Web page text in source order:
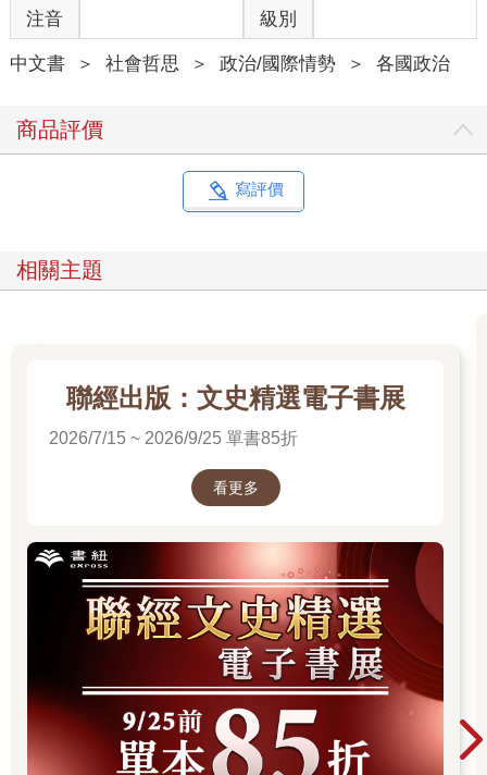
的選擇也不多。若從地圖上來看，直接越過邊界到南韓，看起來
是取得庇護最明顯的路。依法來說，南韓會立刻給予任何北韓人
一份通行證，因為南韓長久以來都自認是唯一合法的韓國政府，
但現場的實際情況是，想通過邊境根本是癡人說夢，南北韓
邊界尤其危險。一九五三年七月二十七日，一名來自聯合國的代
是就有了一百六十哩長（約兩百五十七公里）、二點五哩寬（約
四公里）的非軍事區緩衝這兩個國家。北韓動用龐大的軍事部
會立刻遭到射殺。二○一八年，這邊有許多地雷移除了，但還是有
重重鐵絲網，以
警備區域」，南北韓軍人會帶著隨身武器面對面站著。在北邊，
人士施放氣球，那些氣球帶著反金氏政權的手冊及食物飛向北
方。在一九八○年代，南韓在此樹立一根三百二十三呎高（約九十
八公尺）的旗竿，上頭掛著巨幅國旗，北韓則以五百二十五呎高
的旗竿回敬（約一百六十公尺），那次對峙後來稱為旗竿之戰。
非軍事區數十年來都沒有人類活動，反倒成為稀有與瀕危物種的
在南韓這邊，若透過高倍數雙筒望遠鏡觀察，或許會瞥見北
邊有一座村落，稱為機井洞（Kijong），這裡有色彩繽紛的混凝土
建築，清道夫也會定時出動。但分析者從邊界把鏡頭拉近，會很
快發現這些在一九五○年代興建的建築物裡是空的，沒有人住，是
現實生活中的波坦金村莊（Potemkin village）。
由於非軍事區內極度緊張且盤查詳細，因此幾乎所有脫北者
偏好的路線，都是穿越北邊的中韓邊界。然而穿越這條國界也有
危險，只是原因截然不同。中國政府的立場：不能把離開北韓的
人當成難民來看待，因此應該速速逮捕、遣返。中國政府無視遭
遣返者幾乎定會被扔到勞改營忍受多年懲罰的下場。
注音 級別
中文書 ＞ 社會哲思 ＞ 政治/國際情勢 ＞ 各國政治
商品評價
寫評價
相關主題
聯經出版：文史精選電子書展
2026/7/15 ~ 2026/9/25 單書85折
看更多